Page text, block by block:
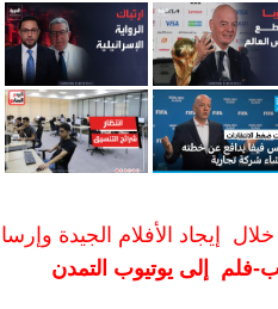
إيجاد الأفلام الجيدة
فلم إلى يوتيوب التمدن